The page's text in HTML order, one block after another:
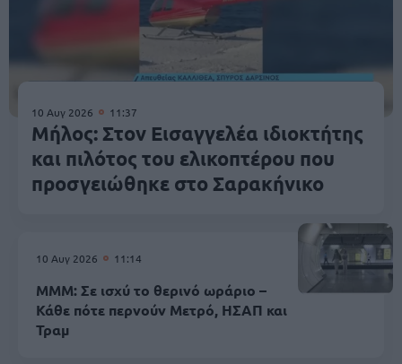
10 Αυγ 2026 11:37
Μήλος: Στον Εισαγγελέα ιδιοκτήτης
και πιλότος του ελικοπτέρου που
προσγειώθηκε στο Σαρακήνικο
10 Αυγ 2026 11:14
ΜΜΜ: Σε ισχύ το θερινό ωράριο –
Κάθε πότε περνούν Μετρό, ΗΣΑΠ και
Τραμ